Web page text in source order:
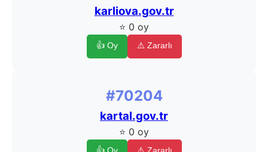
karliova.gov.tr
⭐ 0 oy
👍 Oy ⚠️ Zararlı
#70204
kartal.gov.tr
⭐ 0 oy